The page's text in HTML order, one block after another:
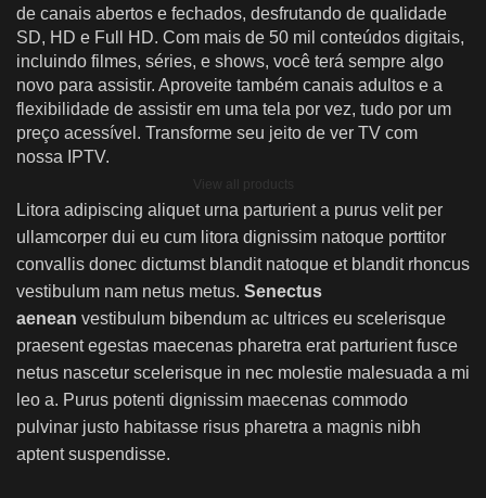
de canais abertos e fechados, desfrutando de qualidade
SD, HD e Full HD. Com mais de 50 mil conteúdos digitais,
incluindo filmes, séries, e shows, você terá sempre algo
novo para assistir. Aproveite também canais adultos e a
flexibilidade de assistir em uma tela por vez, tudo por um
preço acessível. Transforme seu jeito de ver TV com
nossa IPTV.
View all products
Litora adipiscing aliquet urna parturient a purus velit per
ullamcorper dui eu cum litora dignissim natoque porttitor
convallis donec dictumst blandit natoque et blandit rhoncus
vestibulum nam netus metus. Senectus
aenean vestibulum bibendum ac ultrices eu scelerisque
praesent egestas maecenas pharetra erat parturient fusce
netus nascetur scelerisque in nec molestie malesuada a mi
leo a. Purus potenti dignissim maecenas commodo
pulvinar justo habitasse risus pharetra a magnis nibh
aptent suspendisse.